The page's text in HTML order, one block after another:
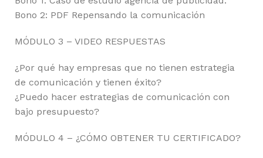
Bono 2: PDF Repensando la comunicación
MÓDULO 3 – VIDEO RESPUESTAS
¿Por qué hay empresas que no tienen estrategia
de comunicación y tienen éxito?
¿Puedo hacer estrategias de comunicación con
bajo presupuesto?
MÓDULO 4 – ¿CÓMO OBTENER TU CERTIFICADO?